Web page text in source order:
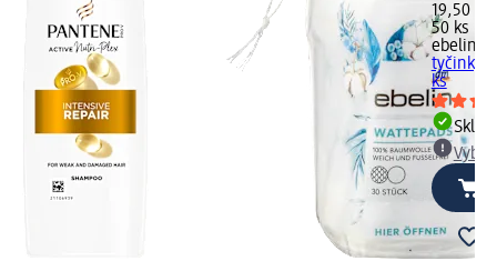
19,50 Kč
50 ks
ebelin
tyčinky
ks